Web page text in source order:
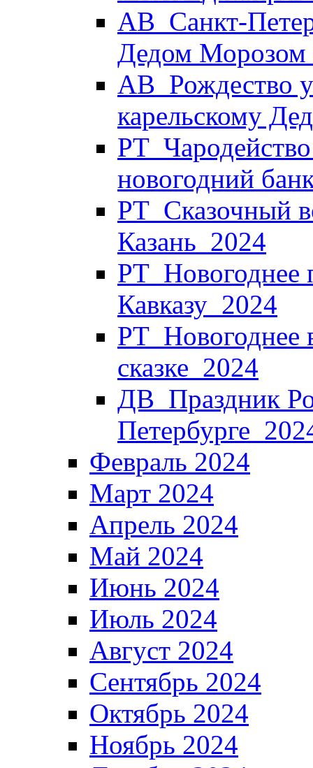
АВ_Санкт-
Дедом
АВ_Рождество
карельскому
новогодний
РТ_Сказочный
Казань_2024
РТ_Новогоднее
Кавказу_2024
РТ_Новогоднее
сказке_2024
ДВ_Праздник
Февраль 2024
Март 2024
Апрель 2024
Май 2024
Июнь 2024
Июль 2024
Август 2024
Сентябрь 2024
Октябрь 2024
Ноябрь 2024